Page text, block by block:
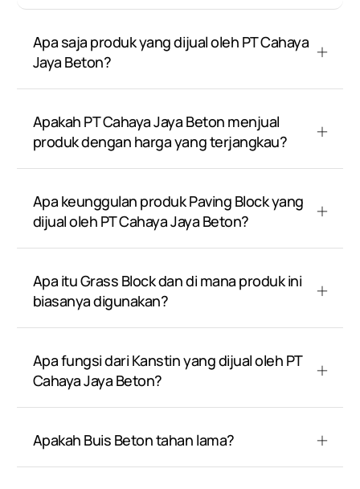
Apa saja produk yang dijual oleh PT Cahaya
Jaya Beton?
Apakah PT Cahaya Jaya Beton menjual
produk dengan harga yang terjangkau?
Apa keunggulan produk Paving Block yang
dijual oleh PT Cahaya Jaya Beton?
Apa itu Grass Block dan di mana produk ini
biasanya digunakan?
Apa fungsi dari Kanstin yang dijual oleh PT
Cahaya Jaya Beton?
Apakah Buis Beton tahan lama?